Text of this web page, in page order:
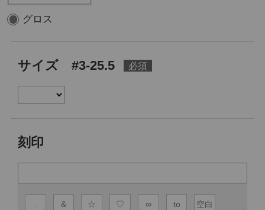
グロス
サイズ #3-25.5
刻印
& ☆ ♡ ∞ to 空白